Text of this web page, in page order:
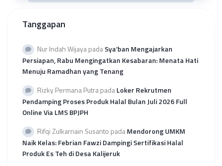
Tanggapan
Nur Indah WijayapadaSya’ban Mengajarkan
Persiapan, Rabu Mengingatkan Kesabaran: Menata Hati
Menuju Ramadhan yang Tenang
Rizky Permana PutrapadaLoker Rekrutmen
Pendamping Proses Produk Halal Bulan Juli 2026 Full
Online Via LMS BPJPH
Rifqi Zulkarnain Susanto padaMendorong UMKM
Naik Kelas: Febrian Fawzi Dampingi Sertifikasi Halal
Produk Es Teh di Desa Kalijeruk